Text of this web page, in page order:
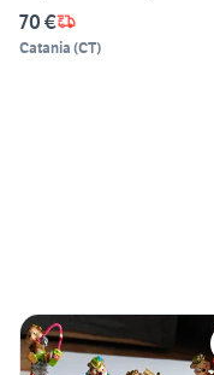
70 €
Catania (CT)